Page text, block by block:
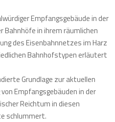
Empfangsgebäude in der
in ihrem räumlichen
des Eisenbahnnetzes im Harz
Bahnhofstypen erläutert
Grundlage zur aktuellen
Empfangsgebäuden in der
Reichtum in diesen
schlummert.